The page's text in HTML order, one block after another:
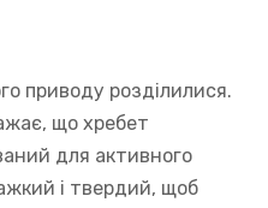
приводу розділилися.
що хребет
для активного
і твердий, щоб